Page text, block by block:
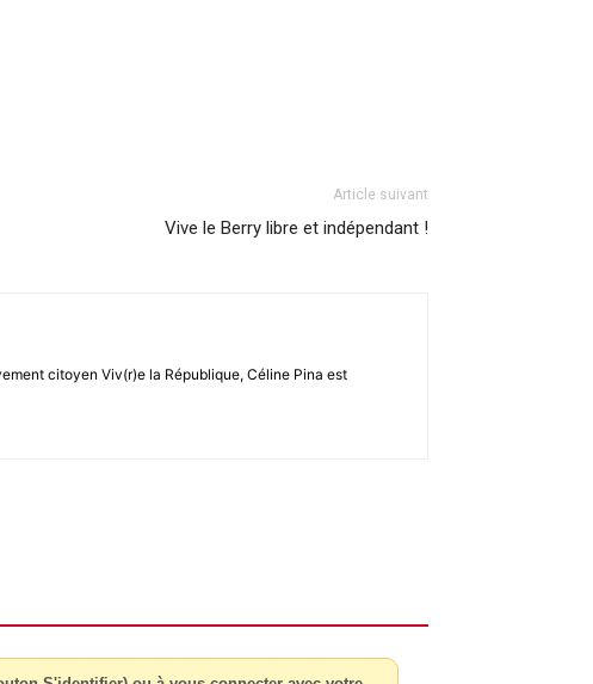
Article suivant
Vive le Berry libre et indépendant !
citoyen Viv(r)e la République, Céline Pina est